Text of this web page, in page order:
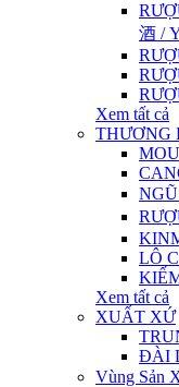
酒 /
Xem tất cả
THƯƠNG
LÔ
Xem tất cả
XUẤT XỨ
ĐÀI
Vùng Sản